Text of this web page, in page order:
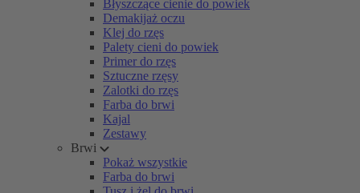
Błyszczące cienie do powiek
Demakijaż oczu
Klej do rzęs
Palety cieni do powiek
Primer do rzęs
Sztuczne rzęsy
Zalotki do rzęs
Farba do brwi
Kajal
Zestawy
Brwi
Pokaż wszystkie
Farba do brwi